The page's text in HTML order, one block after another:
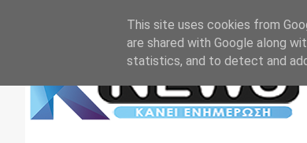
This site uses cookies from
are shared with Google along
statistics, and to detect and